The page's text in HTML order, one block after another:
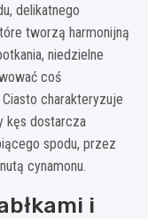
delikatnego
tworzą harmonijną
niedzielne
coś
charakteryzuje
kęs dostarcza
spodu, przez
cynamonu.
i